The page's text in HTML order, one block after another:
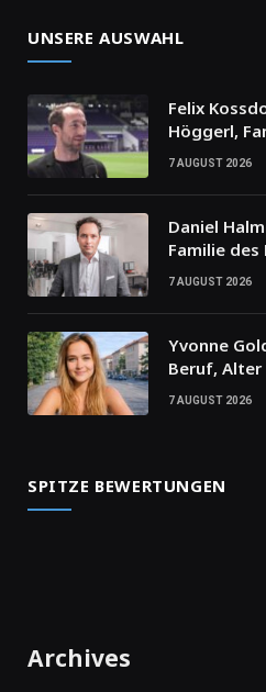
UNSERE AUSWAHL
Felix
Höggerl,
7 AUGUST 2026
Daniel
Familie des
7 AUGUST 2026
Yvonne
Beruf, Alter
7 AUGUST 2026
SPITZE BEWERTUNGEN
Archives